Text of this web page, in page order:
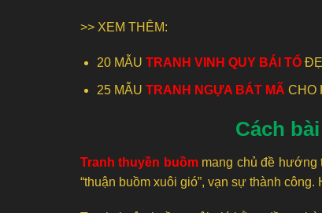
>> XEM THÊM:
20 MẪU TRANH VINH QUY BÁI TỔ
25 MẪU TRANH NGỰA BÁT MÃ CHO
Cách
Tranh thuyền buồmmang chủ đề hướng
“thuận buồm xuôi gió”, vạn sự thành